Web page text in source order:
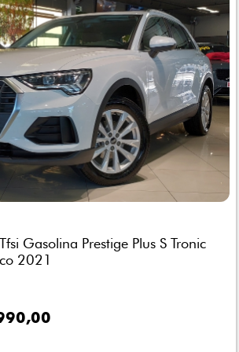
Gasolina Prestige Plus S Tronic
2021